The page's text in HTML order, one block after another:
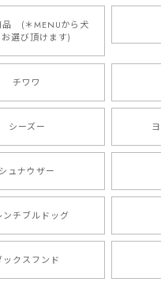
可愛くて、わんちゃんの名
て最高です！ ありがとうご
りましたら、またよろしく
。 ご連絡が取りづらい点だ
品 (＊MENUから犬
選び頂けます)
チワワ
シーズー
シュナウザー
ンチブルドッグ
ックスフンド